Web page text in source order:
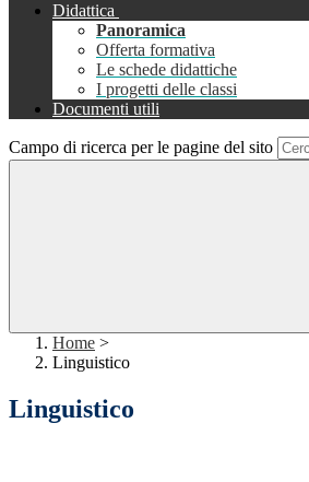
Didattica
Panoramica
Offerta formativa
Le schede didattiche
I progetti delle classi
Documenti utili
Campo di ricerca per le pagine del sito
Home >
Linguistico
Linguistico